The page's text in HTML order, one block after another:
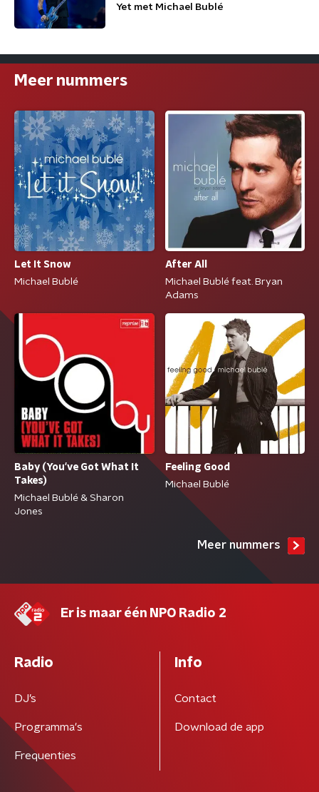
Yet met Michael Bublé
Meer nummers
Let It Snow
Michael Bublé
After All
Michael Bublé feat. Bryan
Adams
Baby (You've Got What It
Takes)
Michael Bublé & Sharon
Jones
Feeling Good
Michael Bublé
Meer nummers
Er is maar één NPO Radio 2
Radio
DJ’s
Programma's
Frequenties
Info
Contact
Download de app